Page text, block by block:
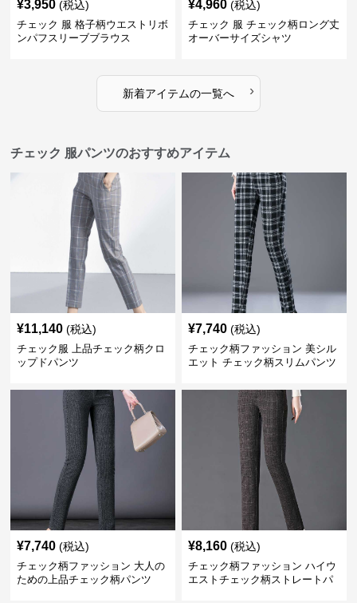
¥3,950 (税込)
チェック 服 格子柄ウエストリボ
ンパフスリーブブラウス
¥4,960 (税込)
チェック 服 チェック柄ロング丈
オーバーサイズシャツ
新着アイテムの一覧へ ›
チェック 服パンツのおすすめアイテム
¥11,140 (税込)
チェック服 上品チェック柄クロ
ップドパンツ
¥7,740 (税込)
チェック柄ファッション 美シル
エット チェック柄スリムパンツ
¥7,740 (税込)
チェック柄ファッション 大人の
ための上品チェック柄パンツ
¥8,160 (税込)
チェック柄ファッション ハイウ
エストチェック柄ストレートパ